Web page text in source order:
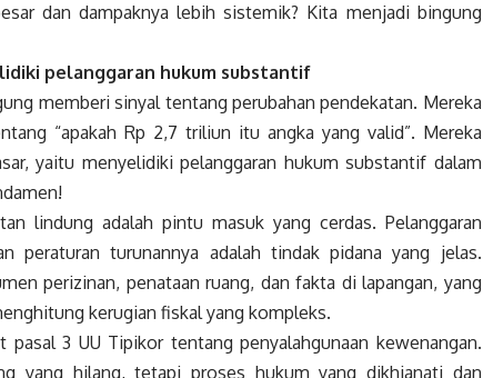
dan dampaknya lebih sistemik? Kita menjadi bingung
pelanggaran hukum substantif
memberi sinyal tentang perubahan pendekatan. Mereka
“apakah Rp 2,7 triliun itu angka yang valid”. Mereka
yaitu menyelidiki pelanggaran hukum substantif dalam
lindung adalah pintu masuk yang cerdas. Pelanggaran
peraturan turunannya adalah tindak pidana yang jelas.
perizinan, penataan ruang, dan fakta di lapangan, yang
kerugian fiskal yang kompleks.
pasal 3 UU Tipikor tentang penyalahgunaan kewenangan.
yang hilang, tetapi proses hukum yang dikhianati dan